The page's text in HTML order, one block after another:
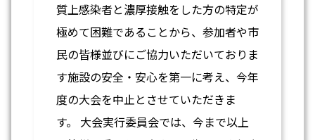
質上感染者と濃厚接触をした方の特定が
極めて困難であることから、参加者や市
民の皆様並びにご協力いただいておりま
す施設の安全・安心を第一に考え、今年
度の大会を中止とさせていただきま
す。 大会実行委員会では、今まで以上